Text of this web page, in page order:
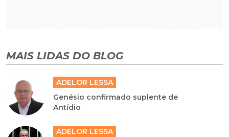
MAIS LIDAS DO BLOG
ADELOR LESSA
Genésio confirmado suplente de
Antídio
ADELOR LESSA